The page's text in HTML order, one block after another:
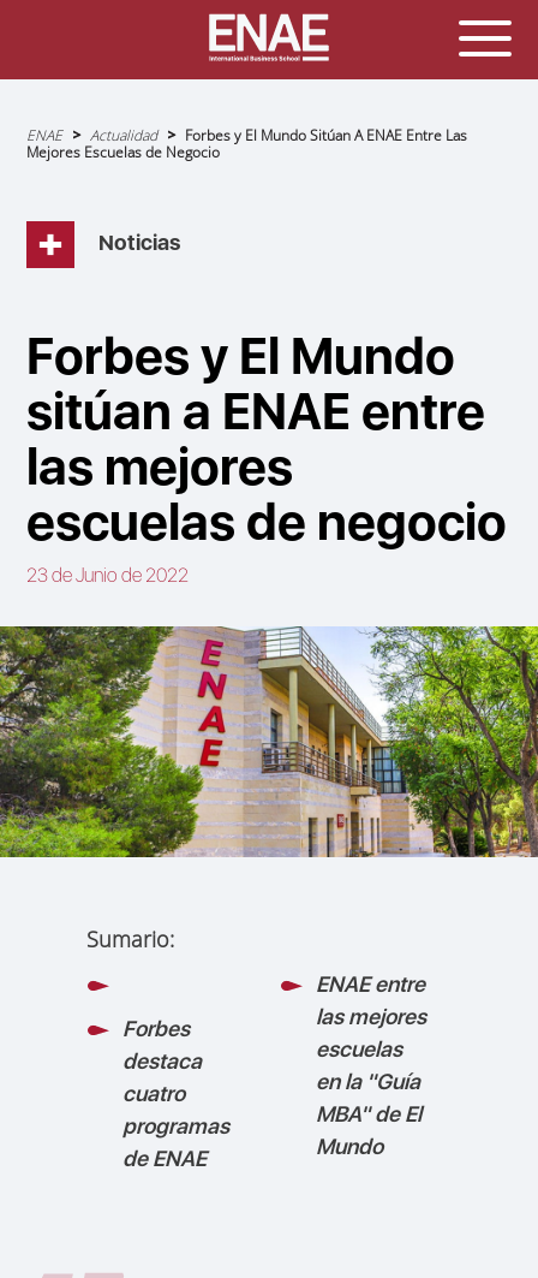
Sobrescribir
enlaces
de
navegación
ENAE Actualidad
Forbes y El Mundo Sitúan A ENAE Entre Las
Mejores Escuelas de Negocio
Noticias
Forbes y El Mundo
sitúan a ENAE entre
las mejores
escuelas de negocio
23 de Junio de 2022
Sumario:
Forbes
destaca
cuatro
programas
de ENAE
ENAE entre
las mejores
escuelas
en la "Guía
MBA" de El
Mundo